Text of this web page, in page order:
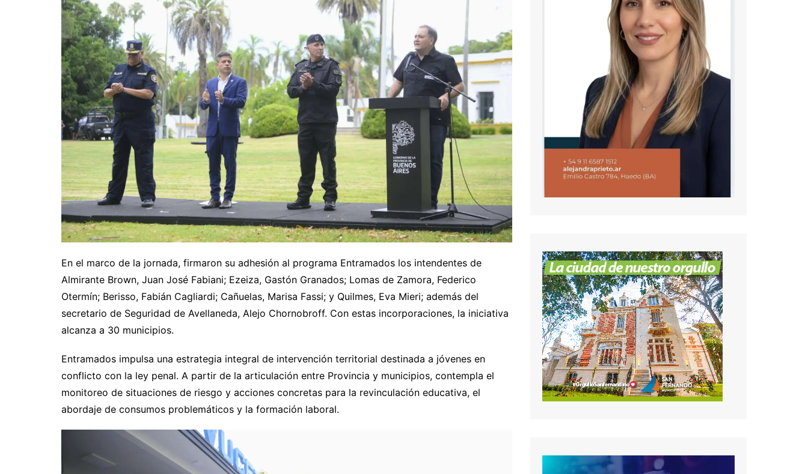
En el marco de la jornada, firmaron su adhesión al programa Entramados los intendentes de
Almirante Brown, Juan José Fabiani; Ezeiza, Gastón Granados; Lomas de Zamora, Federico
Otermín; Berisso, Fabián Cagliardi; Cañuelas, Marisa Fassi; y Quilmes, Eva Mieri; además del
secretario de Seguridad de Avellaneda, Alejo Chornobroff. Con estas incorporaciones, la iniciativa
alcanza a 30 municipios.
Entramados impulsa una estrategia integral de intervención territorial destinada a jóvenes en
conflicto con la ley penal. A partir de la articulación entre Provincia y municipios, contempla el
monitoreo de situaciones de riesgo y acciones concretas para la revinculación educativa, el
abordaje de consumos problemáticos y la formación laboral.